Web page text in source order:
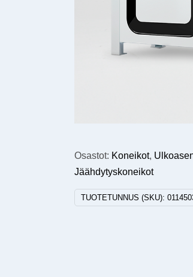
Osastot: Koneikot,
Jäähdytyskoneikot
TUOTETUNNUS (SKU):